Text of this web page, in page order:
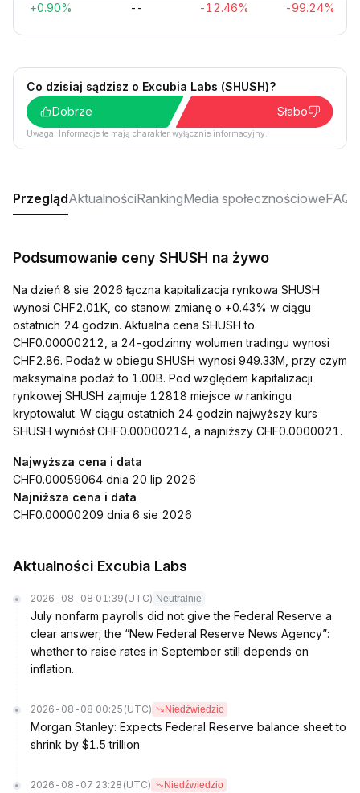
+0.90% -- -12.46% -99.24%
Co dzisiaj sądzisz o Excubia Labs (SHUSH)?
Dobrze
Słabo
Uwaga: Informacje te mają charakter wyłącznie informacyjny.
PrzeglądAktualnościRankingMedia społecznościoweFAQ
Podsumowanie ceny SHUSH na żywo
Na dzień 8 sie 2026 łączna kapitalizacja rynkowa SHUSH
wynosi CHF2.01K, co stanowi zmianę o +0.43% w ciągu
ostatnich 24 godzin. Aktualna cena SHUSH to
CHF0.00000212, a 24-godzinny wolumen tradingu wynosi
CHF2.86. Podaż w obiegu SHUSH wynosi 949.33M, przy czym
maksymalna podaż to 1.00B. Pod względem kapitalizacji
rynkowej SHUSH zajmuje 12818 miejsce w rankingu
kryptowalut. W ciągu ostatnich 24 godzin najwyższy kurs
SHUSH wyniósł CHF0.00000214, a najniższy CHF0.0000021.
Najwyższa cena i data
CHF0.00059064 dnia 20 lip 2026
Najniższa cena i data
CHF0.00000209 dnia 6 sie 2026
Aktualności Excubia Labs
2026-08-08 01:39 (UTC) Neutralnie
July nonfarm payrolls did not give the Federal Reserve a
clear answer; the “New Federal Reserve News Agency”:
whether to raise rates in September still depends on
inflation.
2026-08-08 00:25 (UTC) Niedźwiedzio
Morgan Stanley: Expects Federal Reserve balance sheet to
shrink by $1.5 trillion
2026-08-07 23:28 (UTC) Niedźwiedzio